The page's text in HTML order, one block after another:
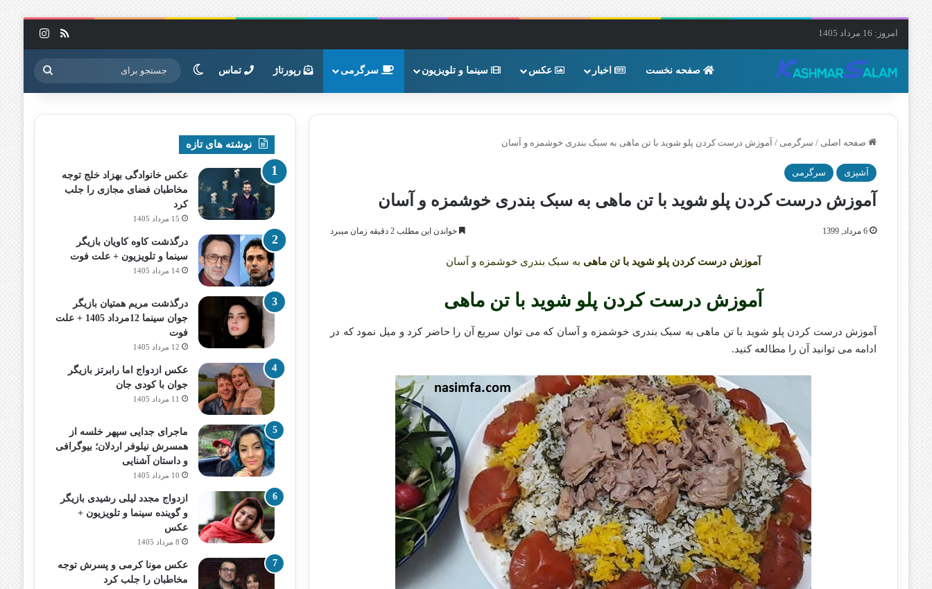
امروز: 16 مرداد 1405 خوراک
صفحه نخست اخبار عکس سینما و تلویزیون سرگرمی رپورتاژ تماس تغییر پوسته جستجو
برای
صفحه اصلی / سرگرمی / آموزش درست کردن پلو شوید با تن ماهی به سبک بندری خوشمزه و آسان
آشپزی سرگرمی
آموزش درست کردن پلو شوید با تن ماهی به سبک بندری خوشمزه و آسان
6 مرداد, 1399 خواندن این مطلب 2 دقیقه زمان میبرد
آموزش درست کردن پلو شوید با تن ماهی به سبک بندری خوشمزه و آسان
آموزش درست کردن پلو شوید با تن ماهی
آموزش درست کردن پلو شوید با تن ماهی به سبک بندری خوشمزه و آسان که می توان سریع آن را حاضر کرد و میل نمود که در
ادامه می توانید آن را مطالعه کنید.
نوشته های تازه
عکس خانوادگی بهزاد خلج توجه
مخاطبان فضای مجازی را جلب
کرد
15 مرداد 1405
درگذشت کاوه کاویان بازیگر
سینما و تلویزیون + علت فوت
14 مرداد 1405
درگذشت مریم همتیان بازیگر
جوان سینما 12مرداد 1405 + علت
فوت
12 مرداد 1405
عکس ازدواج اما رابرتز بازیگر
جوان با کودی جان
11 مرداد 1405
ماجرای جدایی سپهر خلسه از
همسرش نیلوفر اردلان؛ بیوگرافی
و داستان آشنایی
10 مرداد 1405
ازدواج مجدد لیلی رشیدی بازیگر
و گوینده سینما و تلویزیون +
عکس
8 مرداد 1405
عکس مونا کرمی و پسرش توجه
مخاطبان را جلب کرد